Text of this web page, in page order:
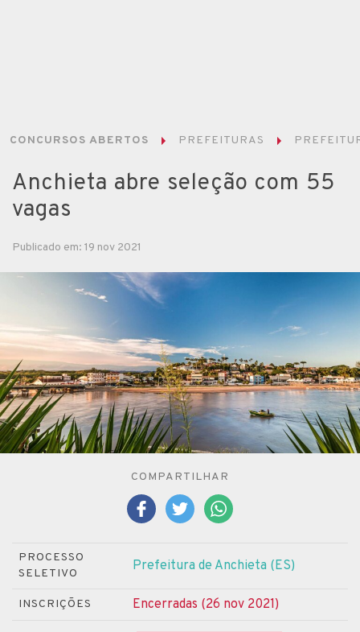
CONCURSOS ABERTOS PREFEITURAS
Anchieta abre seleção com 55
vagas
Publicado em: 19 nov 2021
COMPARTILHAR
PROCESSO
SELETIVO
Prefeitura de Anchieta (ES)
INSCRIÇÕES Encerradas (26 nov 2021)